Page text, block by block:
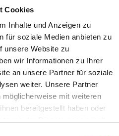
Cookies
Inhalte und Anzeigen zu
für soziale Medien anbieten zu
unsere Website zu
wir Informationen zu Ihrer
an unsere Partner für soziale
weiter. Unsere Partner
mit weiteren
bereitgestellt haben oder